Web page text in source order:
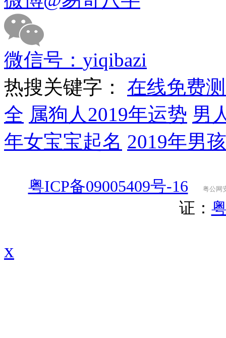
微信号： yiqibazi
热搜关键字： 在线免费
全 属狗人2019年运势 男
年女宝宝起名 2019年男
粤ICP备09005409号-16 粤公网
证：
x